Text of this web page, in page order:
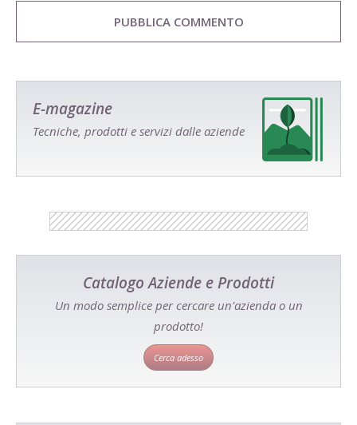
E-magazine
Tecniche, prodotti e servizi dalle aziende
Catalogo Aziende e Prodotti
Un modo semplice per cercare un'azienda o un
prodotto!
Cerca adesso